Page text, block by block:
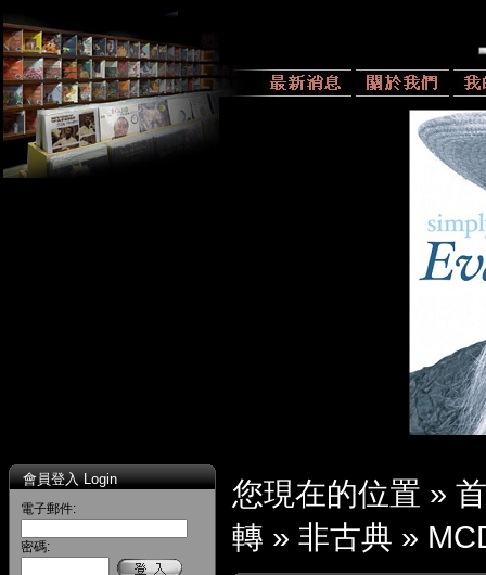
會員登入 Login
電子郵件:
密碼:
您現在的位置 »
轉 » 非古典 »